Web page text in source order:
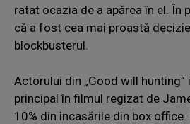
ratat ocazia de a apărea în el. În
că a fost cea mai proastă
blockbusterul.
Actorului din „Good will hunting”
principal în filmul regizat de
10% din încasările din box